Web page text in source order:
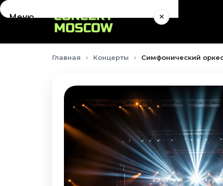
Меню ×
Концерты
Август 2026Главная Концерты Симфонический